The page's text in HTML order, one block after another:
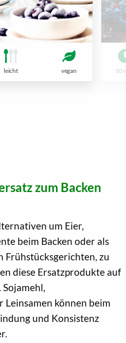
leicht vegan 10
zum Backen
um Eier,
beim Backen oder als
Frühstücksgerichten, zu
diese Ersatzprodukte auf
können beim
und Konsistenz